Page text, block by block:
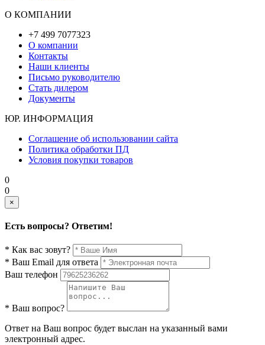
О КОМПАНИИ
+7 499 7077323
О компании
Контакты
Наши клиенты
Письмо руководителю
Стать дилером
Документы
ЮР. ИНФОРМАЦИЯ
Соглашение об использовании сайта
Политика обработки ПД
Условия покупки товаров
0
0
×
Есть вопросы? Ответим!
* Как вас зовут?
* Ваш Email для ответа
Ваш телефон
* Ваш вопрос?
Ответ на Ваш вопрос будет выслан на указанный вами
электронный адрес.